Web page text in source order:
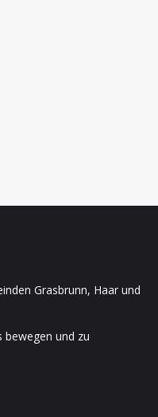
Grasbrunn, Haar und
bewegen und zu